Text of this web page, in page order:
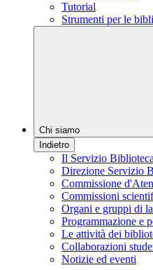
Tutorial
Strumenti per le
Chi siamo
Indietro
Il Servizio
Direzione Servizio
Commissione
Commissioni
Organi e gruppi di
Programmazione e
Le attività dei
Collaborazioni
Notizie ed eventi